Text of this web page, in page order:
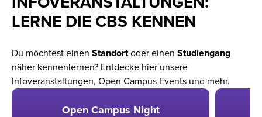
LERNE DIE CBS KENNEN
Du möchtest einen Standortoder einen Studiengang
näher kennenlernen? Entdecke hier unsere
Infoveranstaltungen, Open Campus Events und mehr.
Open Campus Night